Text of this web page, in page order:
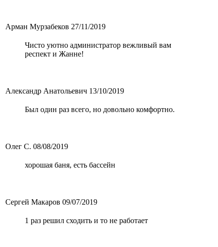
Арман Мурзабеков 27/11/2019
Чисто уютно администратор вежливый вам
респект и Жанне!
Александр Анатольевич 13/10/2019
Был один раз всего, но довольно комфортно.
Олег С. 08/08/2019
хорошая баня, есть бассейн
Сергей Макаров 09/07/2019
1 раз решил сходить и то не работает